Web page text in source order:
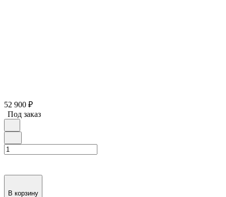
52 900 ₽
Под заказ
В корзину